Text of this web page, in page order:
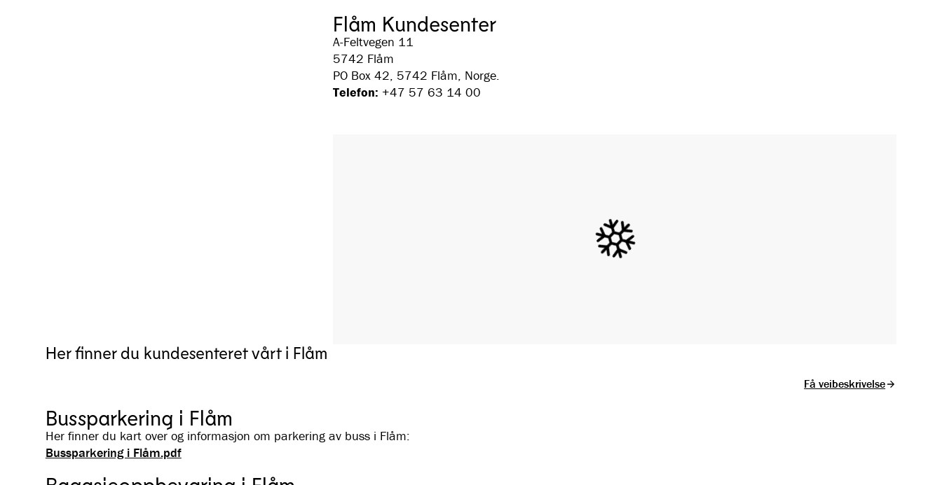
Flåm Kundesenter
A-Feltvegen 11
5742 Flåm
PO Box 42, 5742 Flåm, Norge.
Telefon: +47 57 63 14 00
Her finner du kundesenteret vårt i Flåm
Få veibeskrivelse
Bussparkering i Flåm
Her finner du kart over og informasjon om parkering av buss i Flåm:
Bussparkering i Flåm.pdf